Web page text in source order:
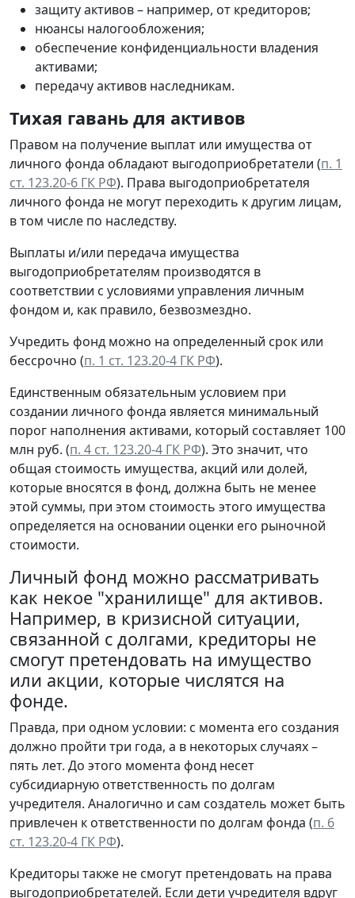
защиту активов – например, от кредиторов;
нюансы налогообложения;
обеспечение конфиденциальности владения
активами;
передачу активов наследникам.
Тихая гавань для активов
Правом на получение выплат или имущества от
личного фонда обладают выгодоприобретатели (п. 1
ст. 123.20-6 ГК РФ). Права выгодоприобретателя
личного фонда не могут переходить к другим лицам,
в том числе по наследству.
Выплаты и/или передача имущества
выгодоприобретателям производятся в
соответствии с условиями управления личным
фондом и, как правило, безвозмездно.
Учредить фонд можно на определенный срок или
бессрочно (п. 1 ст. 123.20-4 ГК РФ).
Единственным обязательным условием при
создании личного фонда является минимальный
порог наполнения активами, который составляет 100
млн руб. (п. 4 ст. 123.20-4 ГК РФ). Это значит, что
общая стоимость имущества, акций или долей,
которые вносятся в фонд, должна быть не менее
этой суммы, при этом стоимость этого имущества
определяется на основании оценки его рыночной
стоимости.
Личный фонд можно рассматривать
как некое "хранилище" для активов.
Например, в кризисной ситуации,
связанной с долгами, кредиторы не
смогут претендовать на имущество
или акции, которые числятся на
фонде.
Правда, при одном условии: с момента его создания
должно пройти три года, а в некоторых случаях –
пять лет. До этого момента фонд несет
субсидиарную ответственность по долгам
учредителя. Аналогично и сам создатель может быть
привлечен к ответственности по долгам фонда (п. 6
ст. 123.20-4 ГК РФ).
Кредиторы также не смогут претендовать на права
выгодоприобретателей. Если дети учредителя вдруг